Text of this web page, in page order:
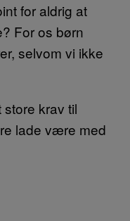
for aldrig at
For os børn
selvom vi ikke
krav til
lade være med